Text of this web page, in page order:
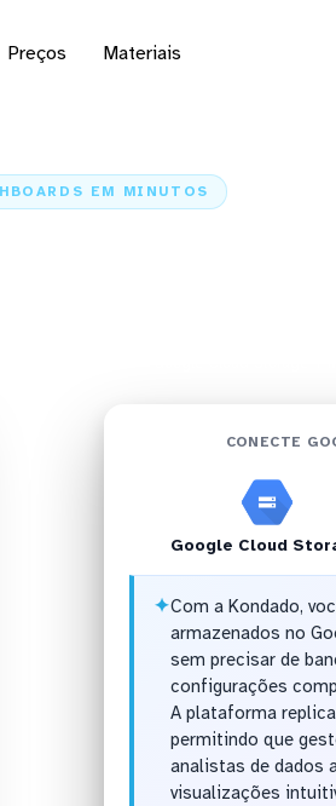
Preços Materiais
EM MINUTOS
CONECTE
Google Cloud
✦Com a Kondado,
armazenados no
sem precisar de
configurações
A plataforma
permitindo que
analistas de dados
visualizações